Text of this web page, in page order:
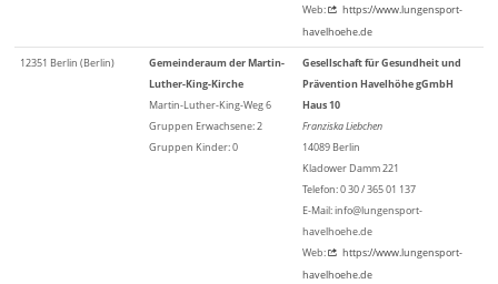
Web:
https://www.lungensport-
havelhoehe.de
12351 Berlin (Berlin)
Gemeinderaum der Martin-
Luther-King-Kirche
Martin-Luther-King-Weg 6
Gruppen Erwachsene: 2
Gruppen Kinder: 0
Gesellschaft für Gesundheit und
Prävention Havelhöhe gGmbH
Haus 10
Franziska Liebchen
14089 Berlin
Kladower Damm 221
Telefon: 0 30 / 365 01 137
E-Mail: info@lungensport-
havelhoehe.de
Web:
https://www.lungensport-
havelhoehe.de